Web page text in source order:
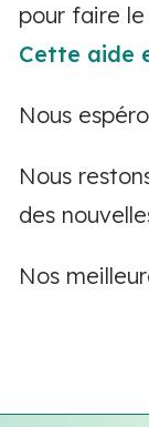
pour faire
Cette aide
Nous
Nous
des
Nos